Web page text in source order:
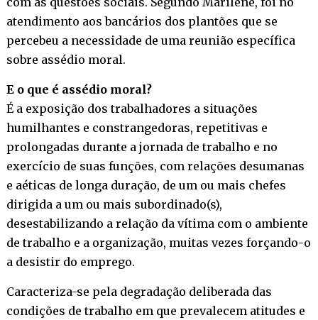
atendimento aos bancários dos plantões que se
percebeu a necessidade de uma reunião específica
sobre assédio moral.
E o que é assédio moral?
É a exposição dos trabalhadores a situações
humilhantes e constrangedoras, repetitivas e
prolongadas durante a jornada de trabalho e no
exercício de suas funções, com relações desumanas
e aéticas de longa duração, de um ou mais chefes
dirigida a um ou mais subordinado(s),
desestabilizando a relação da vítima com o ambiente
de trabalho e a organização, muitas vezes forçando-o
a desistir do emprego.
Caracteriza-se pela degradação deliberada das
condições de trabalho em que prevalecem atitudes e